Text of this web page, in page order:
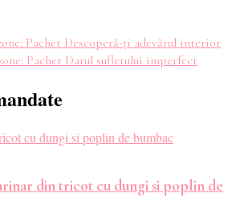
Pachet Descoperă-ți adevărul interior
Pachet Darul sufletului imperfect
din tricot cu dungi si poplin de